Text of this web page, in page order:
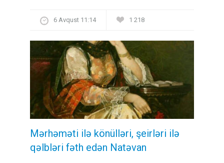
6 Avqust 11:14 1 218
Mərhəməti ilə könülləri, şeirləri ilə
qəlbləri fəth edən Natəvan